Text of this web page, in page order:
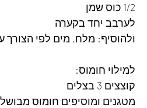
1/2 כוס שמן
לערבב יחד בקערה
ולהוסיף: מלח. מים לפי
למילוי חומוס:
קוצצים 3 בצלים
מטגנים ומוסיפים חומוס מבושל טחון ( או 1